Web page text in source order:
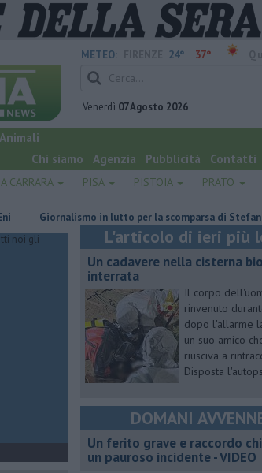
METEO: 24° 37°
Venerdì 07 Agosto 2026
Animali
Chi siamo
Agenzia Pubblicità Contatti
CARRARA PISA PISTOIA PRATO
Giornalismo in lutto per la scomparsa di Stefano
L'articolo di ieri più
Un cadavere nella cisterna
interrata
Il corpo
rinvenuto
dopo l'allarme
un suo amico
riusciva a
Disposta
DOMANI
Un ferito grave e raccordo
un pauroso incidente - VIDEO